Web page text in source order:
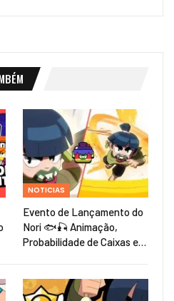
NOTICIAS
Evento de Lançamento do
Nori 🐟🎣 Animação,
Probabilidade de Caixas e…